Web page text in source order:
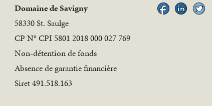
Domaine de Savigny
58330 St. Saulge
CP N° CPI 5801 2018 000 027 769
Non-détention de fonds
Absence de garantie financière
Siret 491.518.163